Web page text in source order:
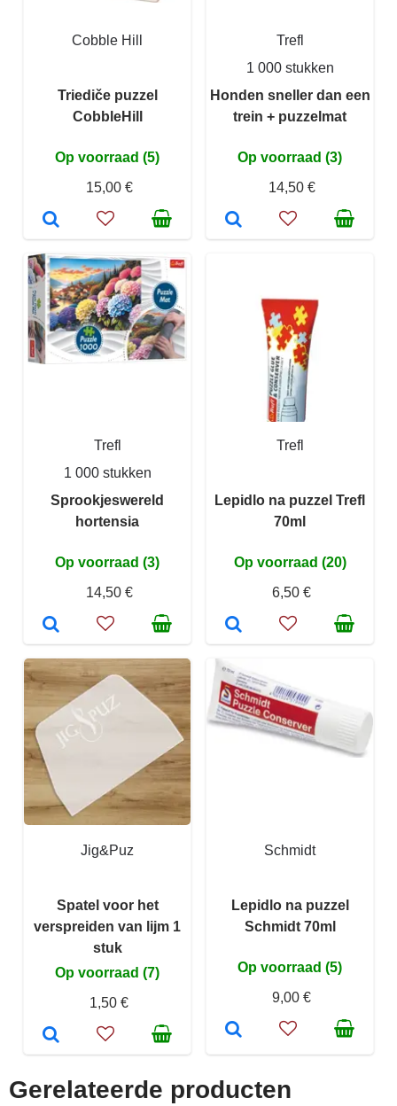
Cobble Hill
Triediče puzzel
CobbleHill
Op voorraad (5)
15,00 €
Trefl
1 000 stukken
Honden sneller dan een
trein + puzzelmat
Op voorraad (3)
14,50 €
Trefl
1 000 stukken
Sprookjeswereld
hortensia
Op voorraad (3)
14,50 €
Trefl
Lepidlo na puzzel Trefl
70ml
Op voorraad (20)
6,50 €
Jig&Puz
Spatel voor het
verspreiden van lijm 1
stuk
Op voorraad (7)
1,50 €
Schmidt
Lepidlo na puzzel
Schmidt 70ml
Op voorraad (5)
9,00 €
Gerelateerde producten